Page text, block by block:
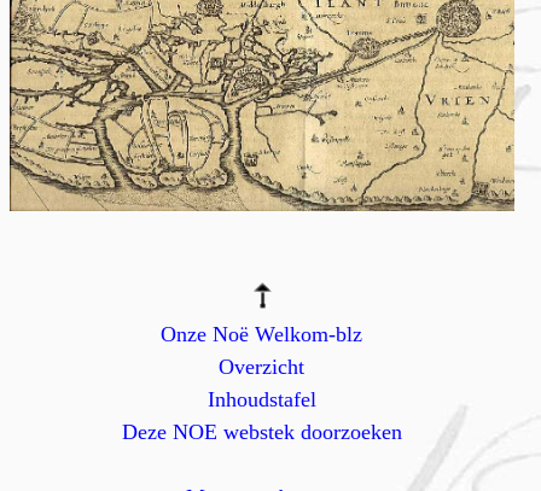
Onze Noë Welkom-blz
Overzicht
Inhoudstafel
Deze NOE webstek doorzoeken